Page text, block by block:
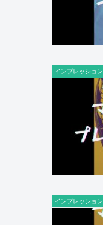
インプレッション
インプレッション